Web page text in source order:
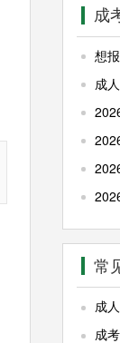
成
想
成
常
成
成